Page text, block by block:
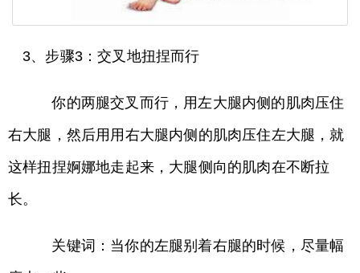
3、步骤3：交叉地扭捏而行
你的两腿交叉而行，用左大腿内侧的肌肉压住
右大腿，然后用用右大腿内侧的肌肉压住左大腿，就
这样扭捏婀娜地走起来，大腿侧向的肌肉在不断拉
长。
关键词：当你的左腿别着右腿的时候，尽量幅